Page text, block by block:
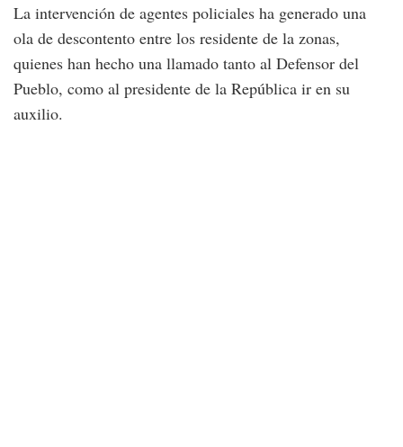
La intervención de agentes policiales ha generado una
ola de descontento entre los residente de la zonas,
quienes han hecho una llamado tanto al Defensor del
Pueblo, como al presidente de la República ir en su
auxilio.